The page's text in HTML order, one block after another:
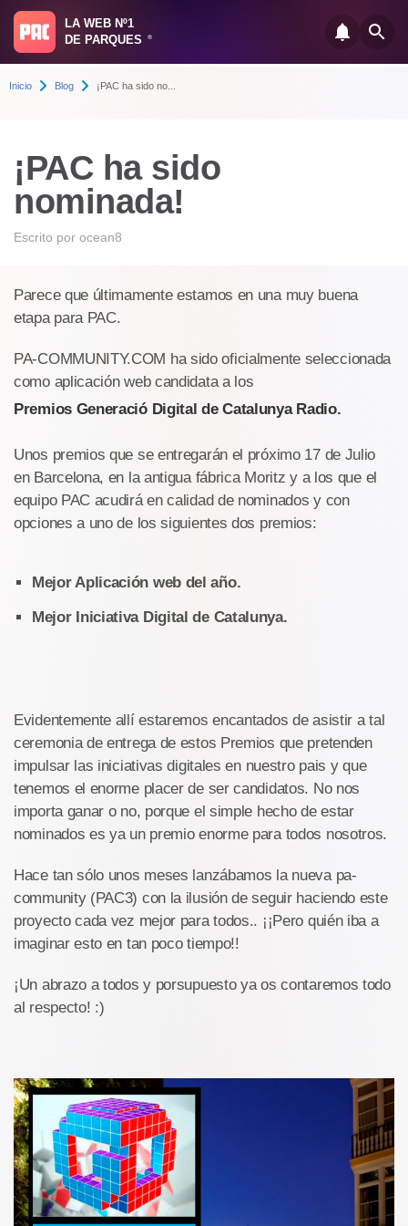
LA WEB Nº1
DE PARQUES
®
Inicio Blog ¡PAC ha sido no...
¡PAC ha sido
nominada!
Escrito por ocean8
Parece que últimamente estamos en una muy buena
etapa para PAC.
PA-COMMUNITY.COM ha sido oficialmente seleccionada
como aplicación web candidata a los
Premios Generació Digital de Catalunya Radio.
Unos premios que se entregarán el próximo 17 de Julio
en Barcelona, en la antigua fábrica Moritz y a los que el
equipo PAC acudirá en calidad de nominados y con
opciones a uno de los siguientes dos premios:
Mejor Aplicación web del año.
Mejor Iniciativa Digital de Catalunya.
Evidentemente allí estaremos encantados de asistir a tal
ceremonia de entrega de estos Premios que pretenden
impulsar las iniciativas digitales en nuestro pais y que
tenemos el enorme placer de ser candidatos. No nos
importa ganar o no, porque el simple hecho de estar
nominados es ya un premio enorme para todos nosotros.
Hace tan sólo unos meses lanzábamos la nueva pa-
community (PAC3) con la ilusión de seguir haciendo este
proyecto cada vez mejor para todos.. ¡¡Pero quién iba a
imaginar esto en tan poco tiempo!!
¡Un abrazo a todos y porsupuesto ya os contaremos todo
al respecto! :)